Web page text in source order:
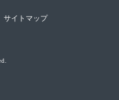
サイトマップ